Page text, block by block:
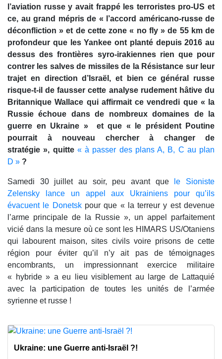
l’aviation russe y avait frappé les terroristes pro-US et
ce, au grand mépris de « l’accord américano-russe de
déconfliction » et de cette zone « no fly » de 55 km de
profondeur que les Yankee ont planté depuis 2016 au
dessus des frontières syro-irakiennes rien que pour
contrer les salves de missiles de la Résistance sur leur
trajet en direction d’Israël, et bien ce général russe
risque-t-il de fausser cette analyse rudement hâtive du
Britannique Wallace qui affirmait ce vendredi que « la
Russie échoue dans de nombreux domaines de la
guerre en Ukraine » et que « le président Poutine
pourrait à nouveau chercher à changer de
stratégie », quitte« à passer des plans A, B, C au plan
D » ?
Samedi 30 juillet au soir, peu avant que
le Sioniste
Zelensky lance un appel aux Ukrainiens pour qu’ils
évacuent le Donetskpour que « la terreur y est devenue
l’arme principale de la Russie », un appel parfaitement
vicié dans la mesure où ce sont les HIMARS US/Otaniens
qui labourent maison, sites civils voire prisons de cette
région pour éviter qu’il n’y ait pas de témoignages
encombrants, un impressionnant exercice militaire
« hybride » a eu lieu visiblement au large de Lattaquié
avec la participation de toutes les unités de l’armée
syrienne et russe !
Ukraine: une Guerre anti-Israël ?!